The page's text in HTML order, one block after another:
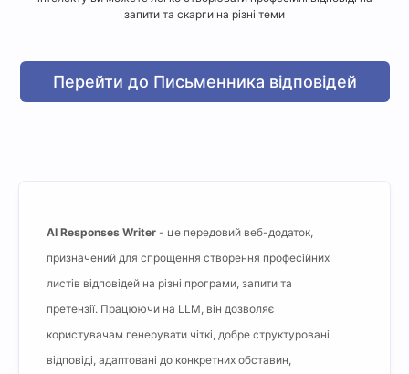
запити та скарги на різні теми
Перейти до Письменника відповідей
AI Responses Writer - це передовий веб-додаток,
призначений для спрощення створення професійних
листів відповідей на різні програми, запити та
претензії. Працюючи на LLM, він дозволяє
користувачам генерувати чіткі, добре структуровані
відповіді, адаптовані до конкретних обставин,